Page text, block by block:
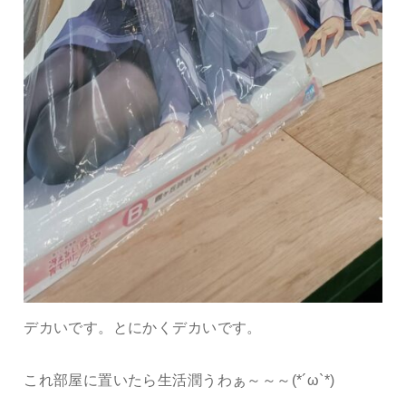
デカいです。とにかくデカいです。
これ部屋に置いたら生活潤うわぁ～～～(*´ω`*)